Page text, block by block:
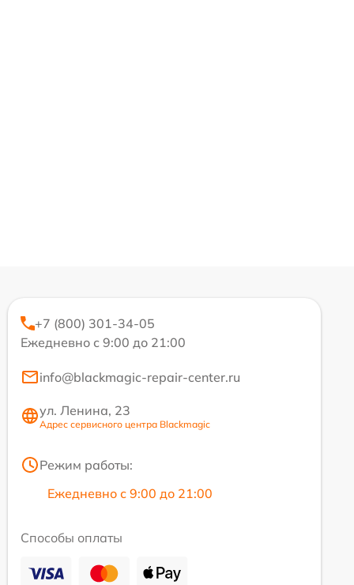
+7 (800) 301-34-05
Ежедневно с 9:00 до 21:00
info@blackmagic-repair-center.ru
ул. Ленина, 23
Адрес сервисного центра Blackmagic
Режим работы:
Ежедневно с 9:00 до 21:00
Способы оплаты